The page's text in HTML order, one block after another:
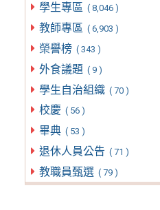
學生專區 ( 8,046 )
教師專區 ( 6,903 )
榮譽榜 ( 343 )
外食議題 ( 9 )
學生自治組織 ( 70 )
校慶 ( 56 )
畢典 ( 53 )
退休人員公告 ( 71 )
教職員甄選 ( 79 )